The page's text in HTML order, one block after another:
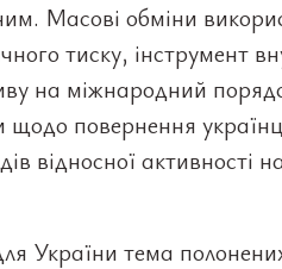
Масові обміни
тиску, інструмент
на міжнародний
щодо повернення
відносної активності
України тема